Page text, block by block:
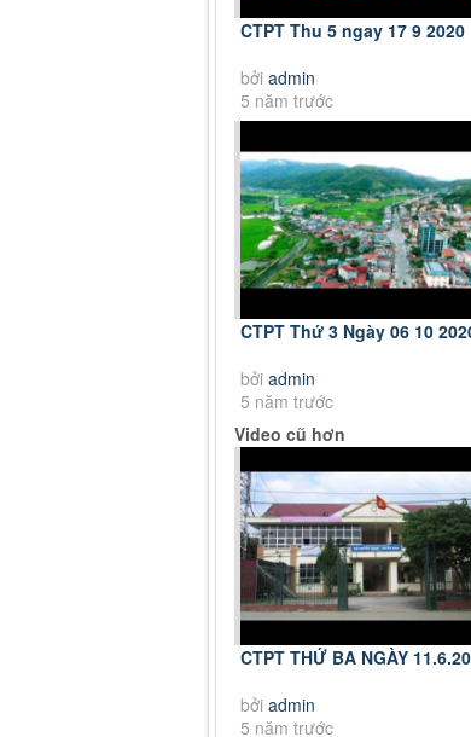
CTPT Thu 5 ngay 17 9 2020
bởi admin
5 năm trước
CTPT Thứ 3 Ngày 06 10
bởi admin
5 năm trước
Video cũ hơn
CTPT THỨ BA NGÀY
bởi admin
5 năm trước